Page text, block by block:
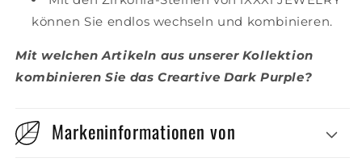
können Sie endlos wechseln und kombinieren.
Mit welchen Artikeln aus unserer Kollektion
kombinieren Sie das Creartive Dark Purple?
Markeninformationen von